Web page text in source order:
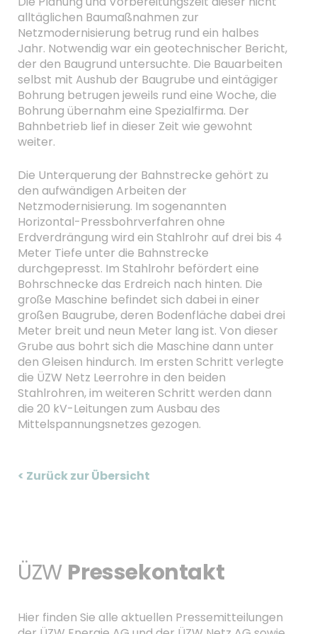
alltäglichen Baumaßnahmen zur
Netzmodernisierung betrug rund ein halbes
Jahr. Notwendig war ein geotechnischer Bericht,
der den Baugrund untersuchte. Die Bauarbeiten
selbst mit Aushub der Baugrube und eintägiger
Bohrung betrugen jeweils rund eine Woche, die
Bohrung übernahm eine Spezialfirma. Der
Bahnbetrieb lief in dieser Zeit wie gewohnt
weiter.
Die Unterquerung der Bahnstrecke gehört zu
den aufwändigen Arbeiten der
Netzmodernisierung. Im sogenannten
Horizontal-Pressbohrverfahren ohne
Erdverdrängung wird ein Stahlrohr auf drei bis 4
Meter Tiefe unter die Bahnstrecke
durchgepresst. Im Stahlrohr befördert eine
Bohrschnecke das Erdreich nach hinten. Die
große Maschine befindet sich dabei in einer
großen Baugrube, deren Bodenfläche dabei drei
Meter breit und neun Meter lang ist. Von dieser
Grube aus bohrt sich die Maschine dann unter
den Gleisen hindurch. Im ersten Schritt verlegte
die ÜZW Netz Leerrohre in den beiden
Stahlrohren, im weiteren Schritt werden dann
die 20 kV-Leitungen zum Ausbau des
Mittelspannungsnetzes gezogen.
< Zurück zur Übersicht
ÜZW Pressekontakt
Hier finden Sie alle aktuellen Pressemitteilungen